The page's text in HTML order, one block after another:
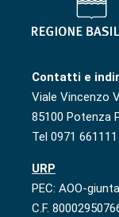
Contatti e
Viale Vincenzo
85100 Potenza
Tel 0971 661111
URP
PEC: AOO-
C.F.